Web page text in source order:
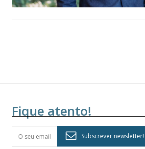
Fique atento!
Subscrever newsletter!